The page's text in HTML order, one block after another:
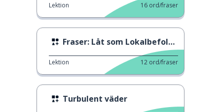
Lektion 16 ord/fraser
Fraser: Låt som Lokalbefolkningen 5
Lektion 12 ord/fraser
Turbulent väder